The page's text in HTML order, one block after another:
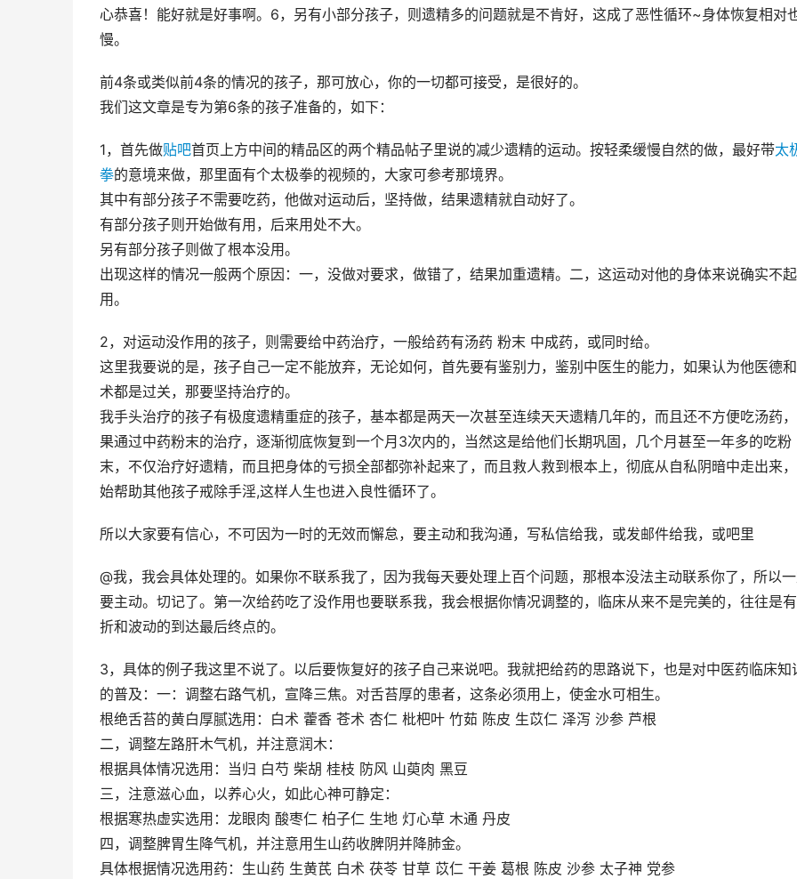
心恭喜！能好就是好事啊。6，另有小部分孩子，则遗精多的问题就是不肯好，这成了恶性循环~身体恢复相对
慢。
前4条或类似前4条的情况的孩子，那可放心，你的一切都可接受，是很好的。
我们这文章是专为第6条的孩子准备的，如下：
1，首先做贴吧首页上方中间的精品区的两个精品帖子里说的减少遗精的运动。按轻柔缓慢自然的做，最好带太
拳的意境来做，那里面有个太极拳的视频的，大家可参考那境界。
其中有部分孩子不需要吃药，他做对运动后，坚持做，结果遗精就自动好了。
有部分孩子则开始做有用，后来用处不大。
另有部分孩子则做了根本没用。
出现这样的情况一般两个原因：一，没做对要求，做错了，结果加重遗精。二，这运动对他的身体来说确实不
用。
2，对运动没作用的孩子，则需要给中药治疗，一般给药有汤药 粉末 中成药，或同时给。
这里我要说的是，孩子自己一定不能放弃，无论如何，首先要有鉴别力，鉴别中医生的能力，如果认为他医德
术都是过关，那要坚持治疗的。
我手头治疗的孩子有极度遗精重症的孩子，基本都是两天一次甚至连续天天遗精几年的，而且还不方便吃汤药
果通过中药粉末的治疗，逐渐彻底恢复到一个月3次内的，当然这是给他们长期巩固，几个月甚至一年多的吃粉
末，不仅治疗好遗精，而且把身体的亏损全部都弥补起来了，而且救人救到根本上，彻底从自私阴暗中走出来
始帮助其他孩子戒除手淫,这样人生也进入良性循环了。
所以大家要有信心，不可因为一时的无效而懈怠，要主动和我沟通，写私信给我，或发邮件给我，或吧里
@我，我会具体处理的。如果你不联系我了，因为我每天要处理上百个问题，那根本没法主动联系你了，所以
要主动。切记了。第一次给药吃了没作用也要联系我，我会根据你情况调整的， 临床从来不是完美的，往往是
折和波动的到达最后终点的。
3，具体的例子我这里不说了。以后要恢复好的孩子自己来说吧。我就把给药的思路说下，也是对中医药临床知
的普及：一：调整右路气机，宣降三焦。对舌苔厚的患者，这条必须用上，使金水可相生。
根绝舌苔的黄白厚腻选用：白术 藿香 苍术 杏仁 枇杷叶 竹茹 陈皮 生苡仁 泽泻 沙参 芦根
二，调整左路肝木气机，并注意润木：
根据具体情况选用：当归 白芍 柴胡 桂枝 防风 山萸肉 黑豆
三，注意滋心血，以养心火，如此心神可静定：
根据寒热虚实选用：龙眼肉 酸枣仁 柏子仁 生地 灯心草 木通 丹皮
四，调整脾胃生降气机，并注意用生山药收脾阴并降肺金。
具体根据情况选用药：生山药 生黄芪 白术 茯苓 甘草 苡仁 干姜 葛根 陈皮 沙参 太子神 党参